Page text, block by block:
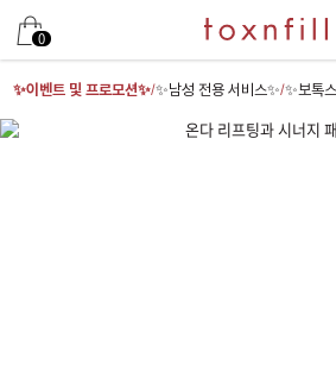
0
✨이벤트 및 프로모션✨/✨남성 전용 서비스✨/✨보톡